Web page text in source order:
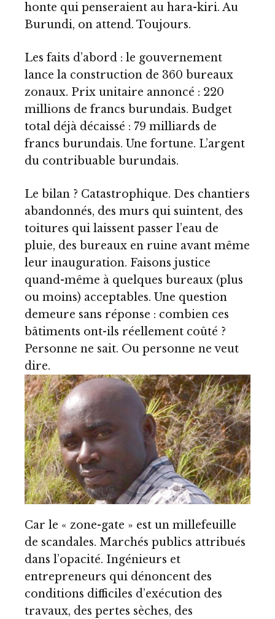
honte qui penseraient au hara-kiri. Au
Burundi, on attend. Toujours.
Les faits d’abord : le gouvernement
lance la construction de 360 bureaux
zonaux. Prix unitaire annoncé : 220
millions de francs burundais. Budget
total déjà décaissé : 79 milliards de
francs burundais. Une fortune. L’argent
du contribuable burundais.
Le bilan ? Catastrophique. Des chantiers
abandonnés, des murs qui suintent, des
toitures qui laissent passer l’eau de
pluie, des bureaux en ruine avant même
leur inauguration. Faisons justice
quand-même à quelques bureaux (plus
ou moins) acceptables. Une question
demeure sans réponse : combien ces
bâtiments ont-ils réellement coûté ?
Personne ne sait. Ou personne ne veut
dire.
Car le « zone-gate » est un millefeuille
de scandales. Marchés publics attribués
dans l’opacité. Ingénieurs et
entrepreneurs qui dénoncent des
conditions difficiles d’exécution des
travaux, des pertes sèches, des